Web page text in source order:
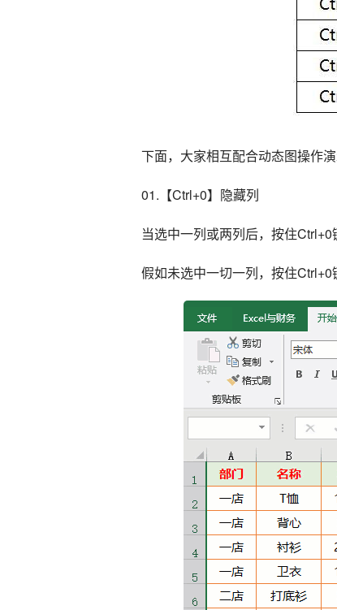
下面，大家相互配合动态图操作
01.【Ctrl+0】隐藏列
当选中一列或两列后，按住Ctrl+0
假如未选中一切一列，按住Ctrl+0